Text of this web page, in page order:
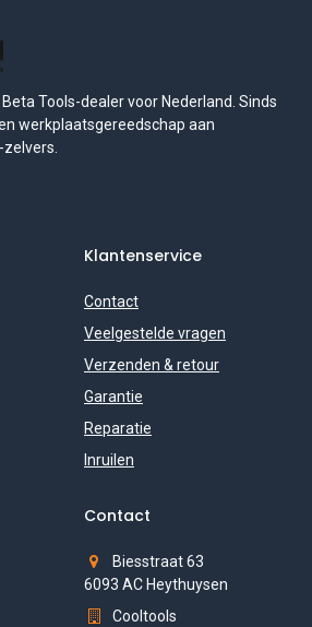
Tools-dealer voor Nederland. Sinds
werkplaatsgereedschap aan
Klantenservice
Contact
Veelgestelde vragen
Verzenden & retour
Garantie
Reparatie
Inruilen
Contact
Biesstraat 63
6093 AC Heythuysen
Cooltools